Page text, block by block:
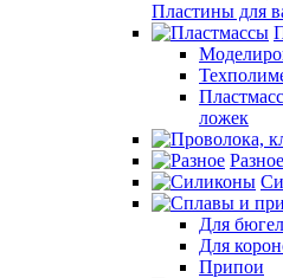
Пластины для
ложек
Разное
Для
Для
Припои